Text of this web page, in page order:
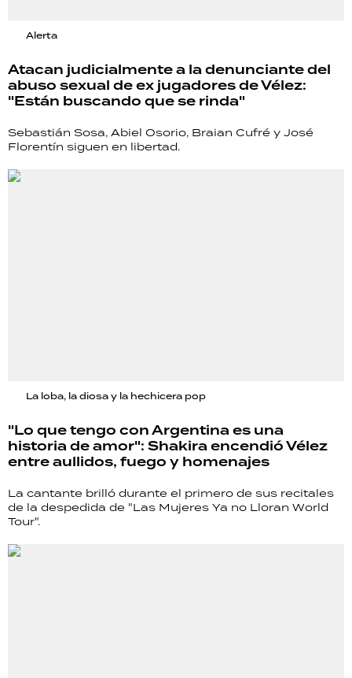
Alerta
Atacan judicialmente a la denunciante del
abuso sexual de ex jugadores de Vélez:
"Están buscando que se rinda"
Sebastián Sosa, Abiel Osorio, Braian Cufré y José
Florentín siguen en libertad.
La loba, la diosa y la hechicera pop
"Lo que tengo con Argentina es una
historia de amor": Shakira encendió Vélez
entre aullidos, fuego y homenajes
La cantante brilló durante el primero de sus recitales
de la despedida de "Las Mujeres Ya no Lloran World
Tour".